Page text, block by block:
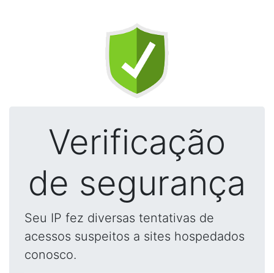
Verificação
de segurança
Seu IP fez diversas tentativas de
acessos suspeitos a sites hospedados
conosco.